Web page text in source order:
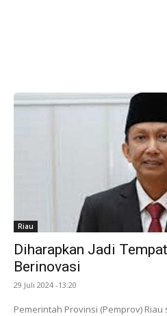
Riau
Diharapkan Jadi
Berinovasi
29 Juli 2024 -13:20
Pemerintah Provinsi (Pemprov)